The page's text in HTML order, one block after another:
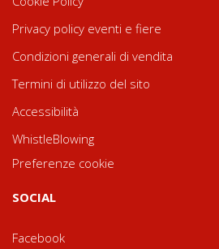
Privacy policy eventi e fiere
Condizioni generali di vendita
Termini di utilizzo del sito
Accessibilità
WhistleBlowing
Preferenze cookie
SOCIAL
Facebook